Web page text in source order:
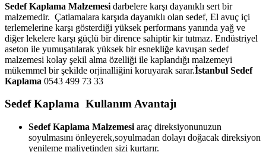
Sedef Kaplama Malzemesi darbelere karşı dayanıklı sert bir
malzemedir. Çatlamalara karşıda dayanıklı olan sedef, El avuç içi
terlemelerine karşı gösterdiği yüksek performans yanında yağ ve
diğer lekelere karşı güçlü bir dirence sahiptir kir tutmaz. Endüstriyel
aseton ile yumuşatılarak yüksek bir esnekliğe kavuşan sedef
malzemesi kolay şekil alma özelliği ile kaplandığı malzemeyi
mükemmel bir şekilde orjinalliğini koruyarak sarar.İstanbul Sedef
Kaplama 0543 499 73 33
Sedef Kaplama Kullanım Avantajı
Sedef Kaplama Malzemesi araç direksiyonunuzun
soyulmasını önleyerek,soyulmadan dolayı doğacak direksiyon
yenileme maliyetinden sizi kurtarır.